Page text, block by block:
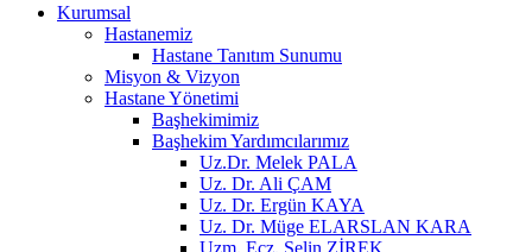
Kurumsal
Hastanemiz
Hastane Tanıtım Sunumu
Misyon & Vizyon
Hastane Yönetimi
Başhekimimiz
Başhekim Yardımcılarımız
Uz.Dr. Melek PALA
Uz. Dr. Ali ÇAM
Uz. Dr. Ergün KAYA
Uz. Dr. Müge ELARSLAN KARA
Uzm. Ecz. Selin ZİREK